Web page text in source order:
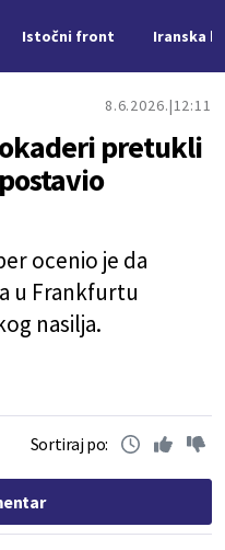
Istočni front Iranska
8.6.2026. 12:11
pretukli
ocenio je da
u Frankfurtu
nasilja.
Sortiraj po: